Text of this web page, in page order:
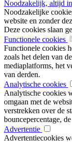
Noodzakelijk, altijd
Noodzakelijke
website en zonder
Deze cookies slaan
Functionele cookies
Functionele cookies
zoals het delen van
mediaplatforms, het
van derden.
Analytische cookies
Analytische cookies
omgaan met de
verstrekken over de
bouncepercentage,
Advertentie
Advertentiecookies